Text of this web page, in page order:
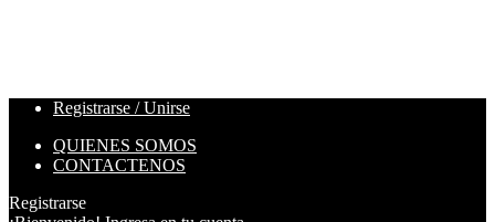
Registrarse / Unirse
QUIENES SOMOS
CONTACTENOS
Registrarse